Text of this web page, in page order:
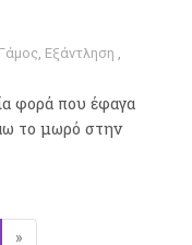
Γάμος, Εξάντληση ,
φορά που έφαγα
το μωρό στην
»